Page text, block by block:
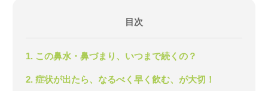
目次
1. この鼻水・鼻づまり、いつまで続くの？
2. 症状が出たら、なるべく早く飲む、が大切！